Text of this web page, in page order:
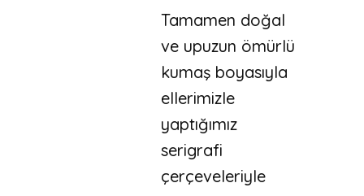
Tamamen doğal
ve upuzun ömürlü
kumaş boyasıyla
ellerimizle
yaptığımız
serigrafi
çerçeveleriyle